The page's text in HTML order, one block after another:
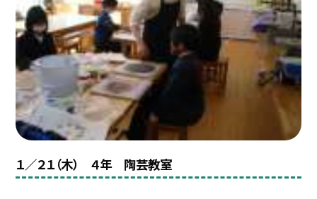
１／２１（木） ４年 陶芸教室